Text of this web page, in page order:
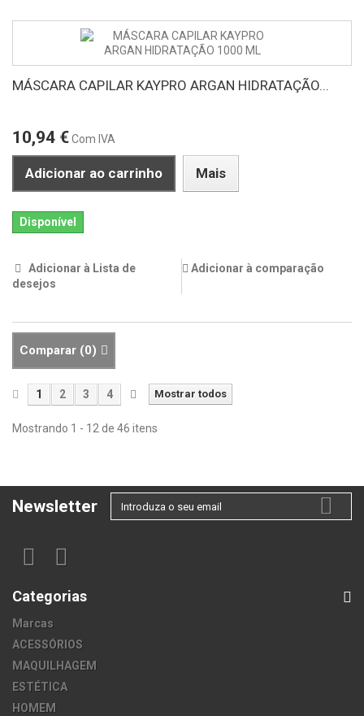
MÁSCARA CAPILAR KAYPRO ARGAN HIDRATAÇÃO...
10,94 €Com IVA
Adicionar ao carrinho Mais
Disponível
Adicionar à Lista de
desejos
Adicionar à comparação
Comparar (0)
Mostrar todos
1 2 3 4
Mostrando 1 - 12 de 46 itens
Newsletter
Categorias
Marcas
ACESSÓRIOS
MAQUILHAGEM
ESTÉTICA
HOMEM